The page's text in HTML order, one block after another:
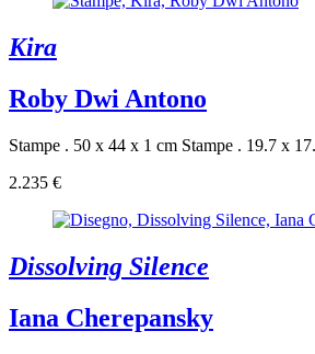
Kira
Roby Dwi Antono
Stampe . 50 x 44 x 1 cm Stampe . 19.7 x
2.235 €
Dissolving Silence
Iana Cherepansky